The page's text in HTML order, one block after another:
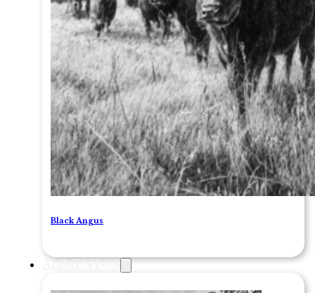
Black Angus
ALIMENTOS